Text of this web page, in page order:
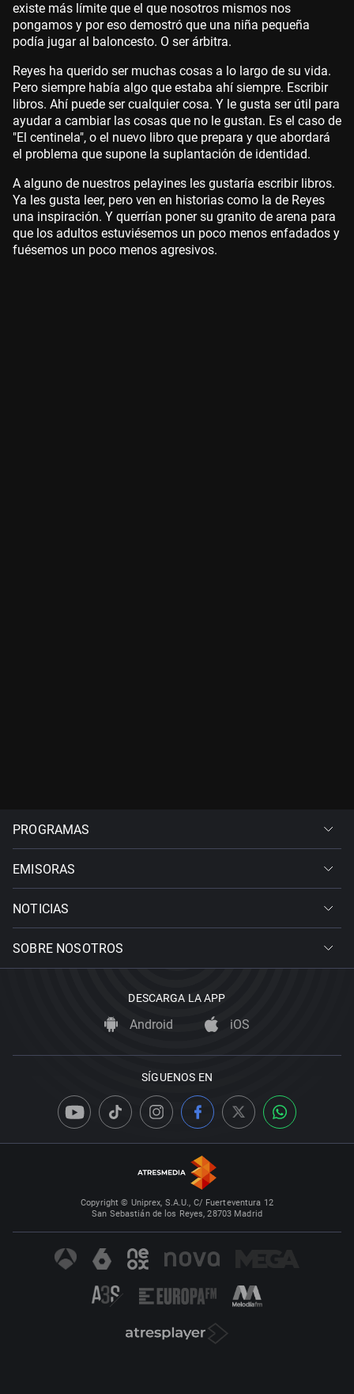
existe más límite que el que nosotros mismos nos
pongamos y por eso demostró que una niña pequeña
podía jugar al baloncesto. O ser árbitra.
Reyes ha querido ser muchas cosas a lo largo de su vida.
Pero siempre había algo que estaba ahí siempre. Escribir
libros. Ahí puede ser cualquier cosa. Y le gusta ser útil para
ayudar a cambiar las cosas que no le gustan. Es el caso de
"El centinela", o el nuevo libro que prepara y que abordará
el problema que supone la suplantación de identidad.
A alguno de nuestros pelayines les gustaría escribir libros.
Ya les gusta leer, pero ven en historias como la de Reyes
una inspiración. Y querrían poner su granito de arena para
que los adultos estuviésemos un poco menos enfadados y
fuésemos un poco menos agresivos.
PROGRAMAS
EMISORAS
NOTICIAS
SOBRE NOSOTROS
DESCARGA LA APP
Android iOS
SÍGUENOS EN
Copyright © Uniprex, S.A.U., C/ Fuerteventura 12
San Sebastián de los Reyes, 28703 Madrid